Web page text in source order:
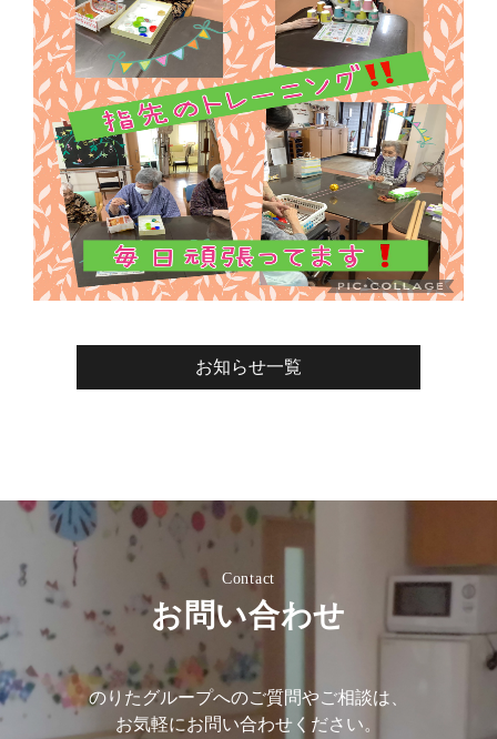
お知らせ一覧
Contact
お問い合わせ
のりたグループへのご質問やご相談は、
お気軽にお問い合わせください。